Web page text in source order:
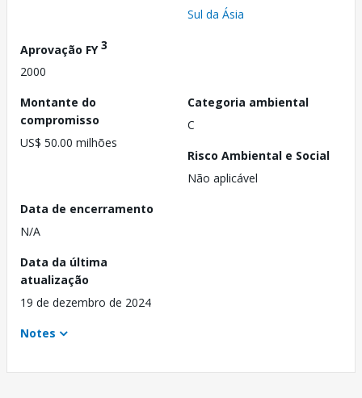
Sul da Ásia
Aprovação FY3
2000
Montante do
compromisso
US$ 50.00 milhões
Categoria ambiental
C
Risco Ambiental e Social
Não aplicável
Data de encerramento
N/A
Data da última
atualização
19 de dezembro de 2024
Notes